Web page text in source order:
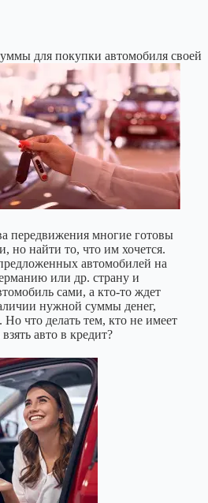
для покупки автомобиля своей
передвижения многие готовы
но найти то, что им хочется.
автомобилей на
или др. страну и
сами, а кто-то ждет
нужной суммы денег,
Но что делать тем, кто не имеет
авто в кредит?